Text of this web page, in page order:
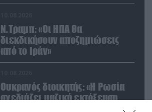
Ν.Τραμπ: «Οι ΗΠΑ θα
διεκδικήσουν αποζημιώσεις
από το Ιράν»
Ουκρανός διοικητής: «Η Ρωσία
σχεδιάζει μαζική εκτόξευση